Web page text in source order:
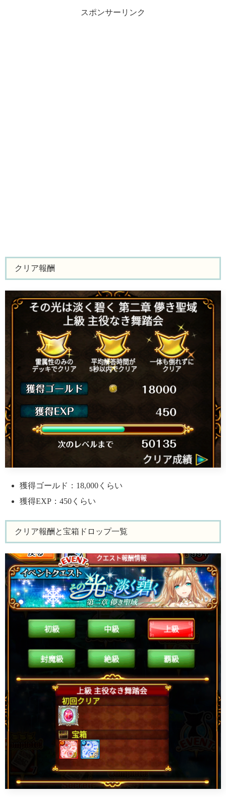
スポンサーリンク
クリア報酬
獲得ゴールド：18,000くらい
獲得EXP：450くらい
クリア報酬と宝箱ドロップ一覧